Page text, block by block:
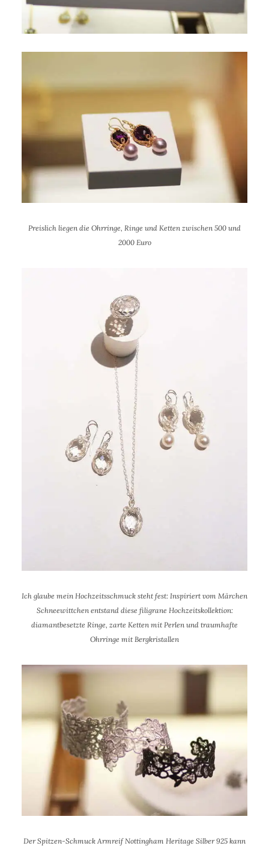
Preislich liegen die Ohrringe, Ringe und Ketten zwischen 500 und
2000 Euro
Ich glaube mein Hochzeitsschmuck steht fest: Inspiriert vom Märchen
Schneewittchen entstand diese filigrane Hochzeitskollektion:
diamantbesetzte Ringe, zarte Ketten mit Perlen und traumhafte
Ohrringe mit Bergkristallen
Der Spitzen-Schmuck Armreif Nottingham Heritage Silber 925 kann